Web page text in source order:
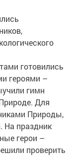
готовились
героями –
гимн
Для
Природы,
На праздник
герои –
проверить